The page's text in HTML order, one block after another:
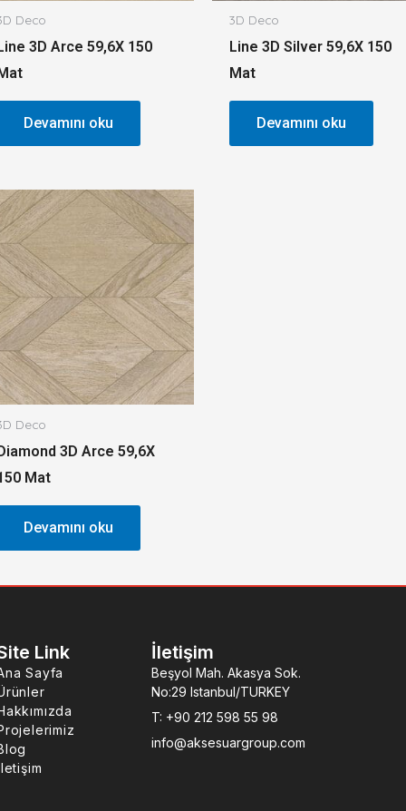
Deco
Line 3D Arce 59,6X 150
Mat
Devamını oku
3D Deco
Line 3D Silver 59,6X 150
Mat
Devamını oku
Deco
3D Arce 59,6X
Mat
Devamını oku
Link
Sayfa
İletişim
Beşyol Mah. Akasya Sok.
No:29 Istanbul/TURKEY
T: +90 212 598 55 98
info@aksesuargroup.com